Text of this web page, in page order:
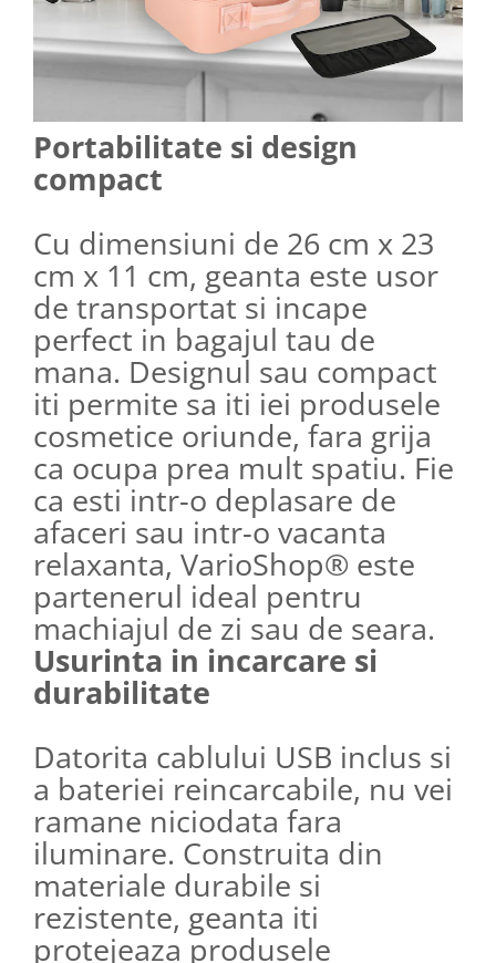
Portabilitate si design
compact
Cu dimensiuni de 26 cm x 23
cm x 11 cm, geanta este usor
de transportat si incape
perfect in bagajul tau de
mana. Designul sau compact
iti permite sa iti iei produsele
cosmetice oriunde, fara grija
ca ocupa prea mult spatiu. Fie
ca esti intr-o deplasare de
afaceri sau intr-o vacanta
relaxanta, VarioShop® este
partenerul ideal pentru
machiajul de zi sau de seara.
Usurinta in incarcare si
durabilitate
Datorita cablului USB inclus si
a bateriei reincarcabile, nu vei
ramane niciodata fara
iluminare. Construita din
materiale durabile si
rezistente, geanta iti
protejeaza produsele